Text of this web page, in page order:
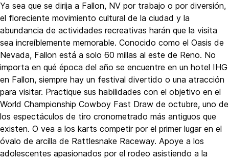
Ya sea que se dirija a Fallon, NV por trabajo o por diversión,
el floreciente movimiento cultural de la ciudad y la
abundancia de actividades recreativas harán que la visita
sea increíblemente memorable. Conocido como el Oasis de
Nevada, Fallon está a solo 60 millas al este de Reno. No
importa en qué época del año se encuentre en un hotel IHG
en Fallon, siempre hay un festival divertido o una atracción
para visitar. Practique sus habilidades con el objetivo en el
World Championship Cowboy Fast Draw de octubre, uno de
los espectáculos de tiro cronometrado más antiguos que
existen. O vea a los karts competir por el primer lugar en el
óvalo de arcilla de Rattlesnake Raceway. Apoye a los
adolescentes apasionados por el rodeo asistiendo a la